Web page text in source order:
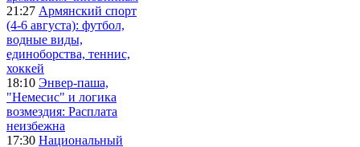
21:27 Армянский спорт
(4-6 августа): футбол,
водные виды,
единоборства, теннис,
хоккей
18:10 Энвер-паша,
"Немесис" и логика
возмездия: Расплата
неизбежна
17:30 Национальный